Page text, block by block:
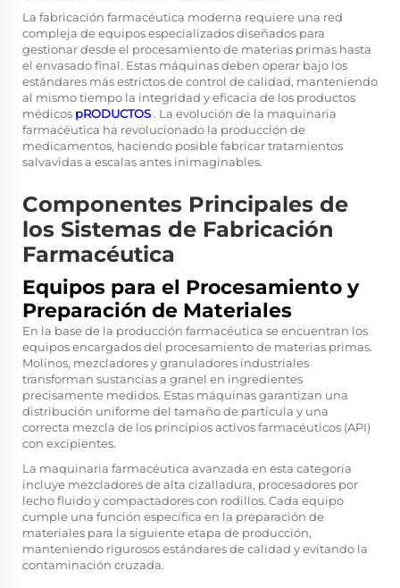
La fabricación farmacéutica moderna requiere una red
compleja de equipos especializados diseñados para
gestionar desde el procesamiento de materias primas hasta
el envasado final. Estas máquinas deben operar bajo los
estándares más estrictos de control de calidad, manteniendo
al mismo tiempo la integridad y eficacia de los productos
médicos pRODUCTOS . La evolución de la maquinaria
farmacéutica ha revolucionado la producción de
medicamentos, haciendo posible fabricar tratamientos
salvavidas a escalas antes inimaginables.
Componentes Principales de
los Sistemas de Fabricación
Farmacéutica
Equipos para el Procesamiento y
Preparación de Materiales
En la base de la producción farmacéutica se encuentran los
equipos encargados del procesamiento de materias primas.
Molinos, mezcladores y granuladores industriales
transforman sustancias a granel en ingredientes
precisamente medidos. Estas máquinas garantizan una
distribución uniforme del tamaño de partícula y una
correcta mezcla de los principios activos farmacéuticos (API)
con excipientes.
La maquinaria farmacéutica avanzada en esta categoría
incluye mezcladores de alta cizalladura, procesadores por
lecho fluido y compactadores con rodillos. Cada equipo
cumple una función específica en la preparación de
materiales para la siguiente etapa de producción,
manteniendo rigurosos estándares de calidad y evitando la
contaminación cruzada.